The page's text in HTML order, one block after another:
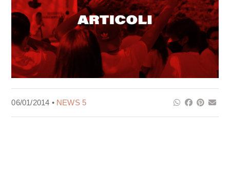
06/01/2014 • NEWS 5